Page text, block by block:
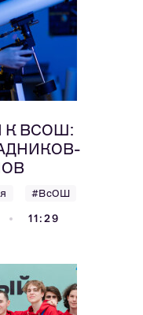
К ВСОШ:
#ВсОШ
11:29